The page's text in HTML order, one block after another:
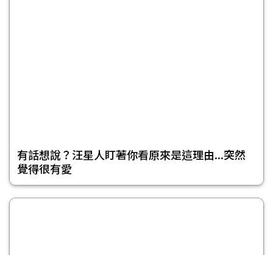
有話想說？汪星人盯著你看原來是這理由...突然
覺得很有愛